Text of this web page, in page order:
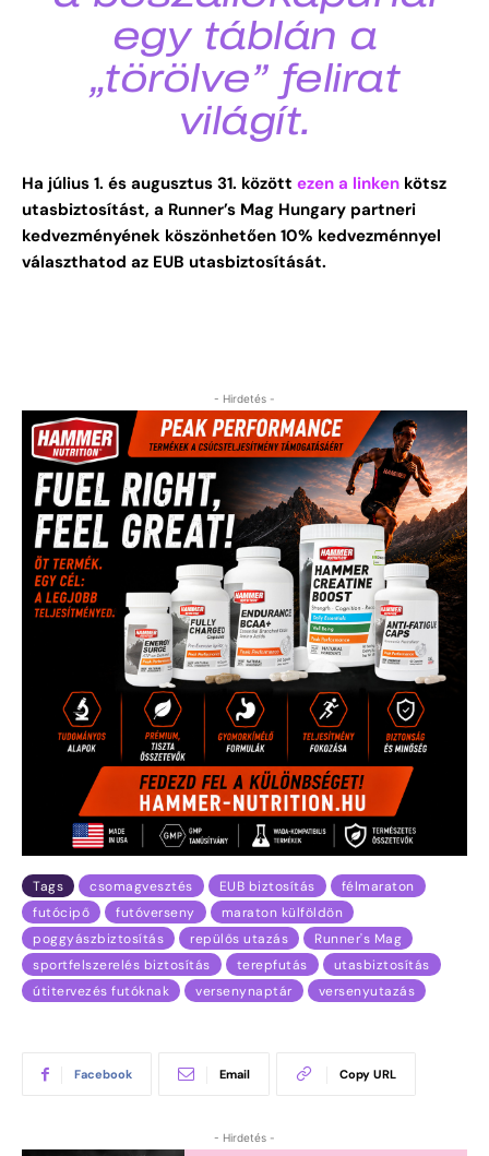
egy táblán a
„törölve” felirat
világít.
Ha július 1. és augusztus 31. között ezen a linken kötsz
utasbiztosítást, a Runner’s Mag Hungary partneri
kedvezményének köszönhetően 10% kedvezménnyel
választhatod az EUB utasbiztosítását.
- Hirdetés -
Tags csomagvesztés EUB biztosítás
félmaraton
futócipő
futóverseny
maraton külföldön
poggyászbiztosítás
repülős utazás
Runner's Mag
sportfelszerelés biztosítás
terepfutás
utasbiztosítás
útitervezés futóknak
versenynaptár versenyutazás
Facebook Email Copy URL
- Hirdetés -